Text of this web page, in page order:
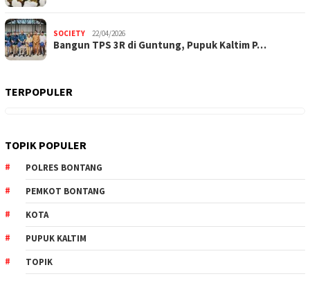
SOCIETY 22/04/2026
Bangun TPS 3R di Guntung, Pupuk Kaltim P…
TERPOPULER
TOPIK POPULER
POLRES BONTANG
PEMKOT BONTANG
KOTA
PUPUK KALTIM
TOPIK